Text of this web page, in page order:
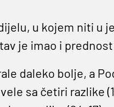
u kojem niti u
je imao i
daleko bolje, a
sa četiri razlike